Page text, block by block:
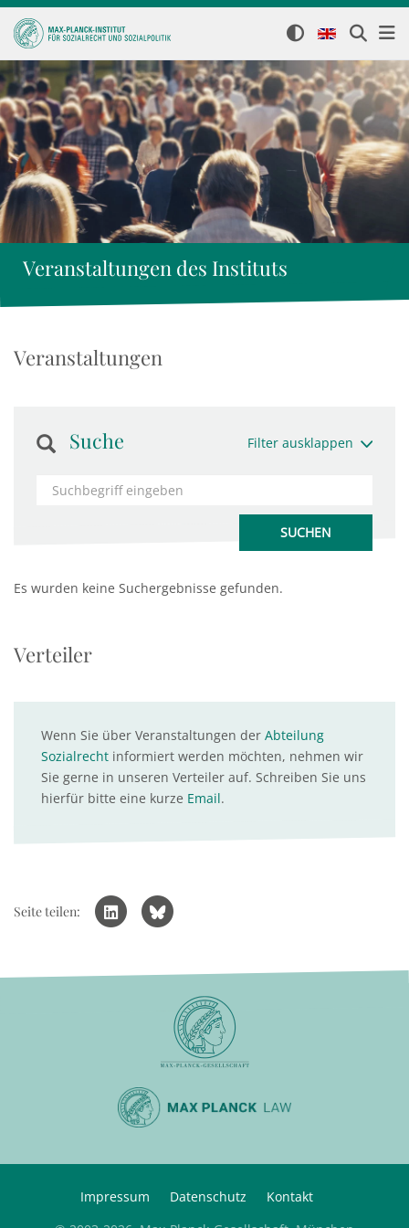
Veranstaltungen des Instituts
Veranstaltungen
Suche Filter ausklappen
Es wurden keine Suchergebnisse gefunden.
Verteiler
Wenn Sie über Veranstaltungen der Abteilung
Sozialrecht informiert werden möchten, nehmen wir
Sie gerne in unseren Verteiler auf. Schreiben Sie uns
hierfür bitte eine kurze Email.
Seite teilen:
Impressum Datenschutz
Kontakt